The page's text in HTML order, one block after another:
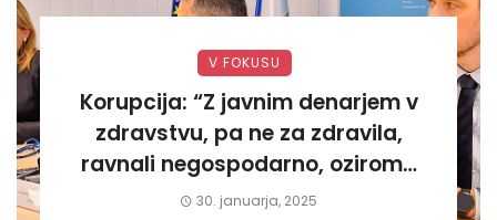
V FOKUSU
Korupcija: “Z javnim denarjem v
zdravstvu, pa ne za zdravila,
ravnali negospodarno, oziroma
za lastni žep. Tokrat na Žalskem«
30. januarja, 2025